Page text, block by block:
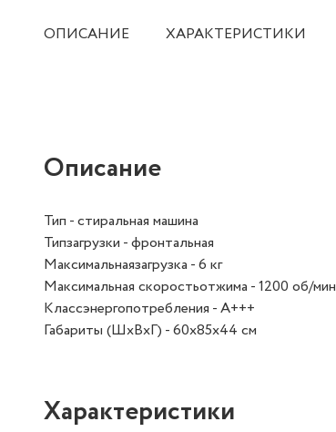
ОПИСАНИЕ ХАРАКТЕРИСТИКИ
Описание
Тип - стиральная машина
Типзагрузки - фронтальная
Максимальнаязагрузка - 6 кг
Максимальная скоростьотжима - 1200 об/мин
Классэнергопотребления - A+++
Габариты (ШхВхГ) - 60х85х44 см
Характеристики